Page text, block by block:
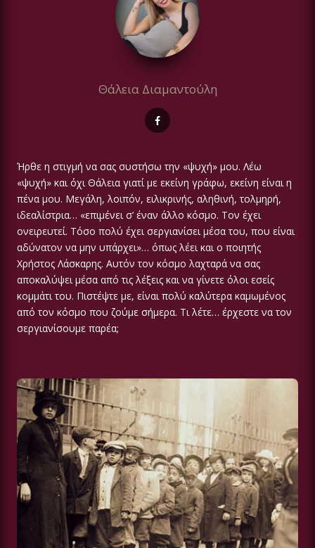
Θάλεια Διαμαντούλη
Ήρθε η στιγμή να σας συστήσω την «ψυχή» μου. Λέω
«ψυχή» και όχι Θάλεια γιατί με εκείνη γράφω, εκείνη είναι η
πένα μου. Μεγάλη, λοιπόν, ειλικρινής, αληθινή, τολμηρή,
ιδεαλίστρια… «επιμένει σ’ έναν άλλο κόσμο. Τον έχει
ονειρευτεί. Τόσο πολύ έχει σεργιανίσει μέσα του, που είναι
αδύνατον να μην υπάρχει»… όπως λέει και ο ποιητής
Χρήστος Λάσκαρης. Αυτόν τον κόσμο λαχταρά να σας
αποκαλύψει μέσα από τις λέξεις και να γίνετε όλοι εσείς
κομμάτι του. Πιστέψτε με, είναι πολύ καλύτερα καμωμένος
από τον κόσμο που ζούμε σήμερα. Τι λέτε… έρχεστε να τον
σεργιανίσουμε παρέα;